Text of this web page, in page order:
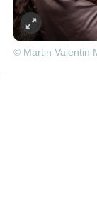
© Martin Valentin